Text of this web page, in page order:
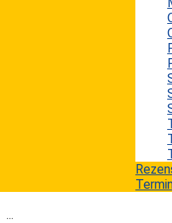
repräsentative Bitkom-
Innenstadt – Strategien
eine lebendige
der Befragten der
müsse sich dringend neu
meiden die Innenstädte
Produkttransparenz und
zudem wollen sie keine
...